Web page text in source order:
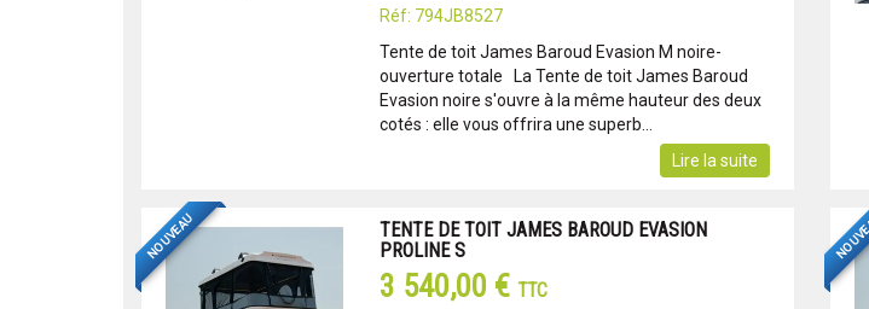
Réf: 794JB8527
Tente de toit James Baroud Evasion M noire-
ouverture totale La Tente de toit James Baroud
Evasion noire s'ouvre à la même hauteur des deux
cotés : elle vous offrira une superb...
Lire la suite
NOUVEAU
TENTE DE TOIT JAMES BAROUD EVASION
PROLINE S
3 540,00 € TTC